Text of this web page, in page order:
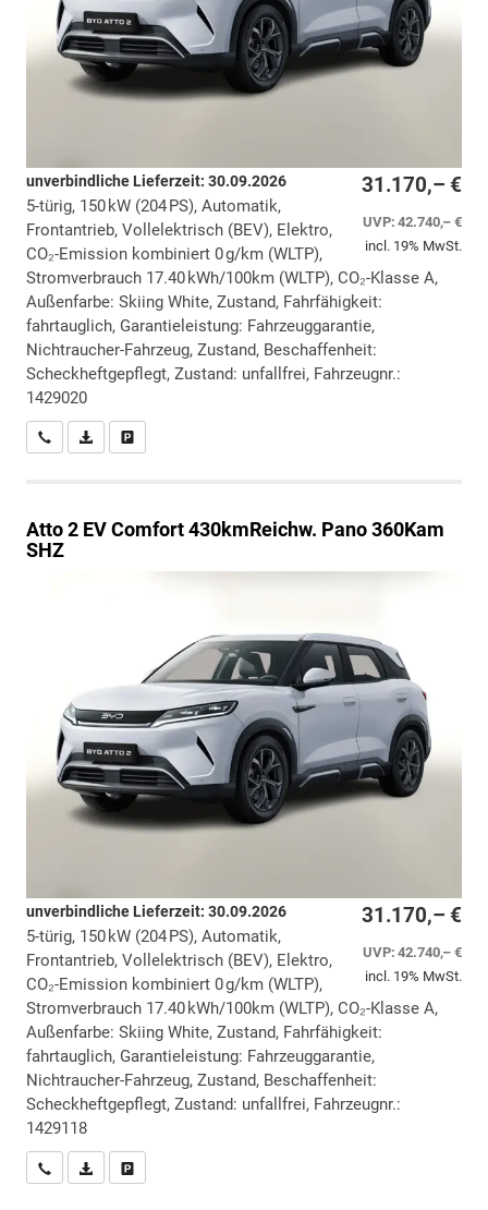
31.170,– €
UVP:42.740,– €
incl. 19% MwSt.
unverbindliche Lieferzeit: 30.09.2026
5-türig, 150 kW (204 PS), Automatik,
Frontantrieb, Vollelektrisch (BEV), Elektro,
CO₂-Emission kombiniert 0 g/km (WLTP),
Stromverbrauch 17.40 kWh/100km (WLTP), CO₂-Klasse A,
Außenfarbe: Skiing White, Zustand, Fahrfähigkeit:
fahrtauglich, Garantieleistung: Fahrzeuggarantie,
Nichtraucher-Fahrzeug, Zustand, Beschaffenheit:
Scheckheftgepflegt, Zustand: unfallfrei, Fahrzeugnr.:
1429020
Wir rufen Sie anPDF-Datei, Fahrzeugexposé drucken
Atto 2 EV Comfort 430kmReichw. Pano 360Kam
SHZ
31.170,– €
UVP:42.740,– €
incl. 19% MwSt.
unverbindliche Lieferzeit: 30.09.2026
5-türig, 150 kW (204 PS), Automatik,
Frontantrieb, Vollelektrisch (BEV), Elektro,
CO₂-Emission kombiniert 0 g/km (WLTP),
Stromverbrauch 17.40 kWh/100km (WLTP), CO₂-Klasse A,
Außenfarbe: Skiing White, Zustand, Fahrfähigkeit:
fahrtauglich, Garantieleistung: Fahrzeuggarantie,
Nichtraucher-Fahrzeug, Zustand, Beschaffenheit:
Scheckheftgepflegt, Zustand: unfallfrei, Fahrzeugnr.:
1429118
Wir rufen Sie anPDF-Datei, Fahrzeugexposé drucken